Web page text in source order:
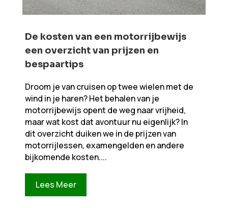
De kosten van een motorrijbewijs
een overzicht van prijzen en
bespaartips
Droom je van cruisen op twee wielen met de
wind in je haren? Het behalen van je
motorrijbewijs opent de weg naar vrijheid,
maar wat kost dat avontuur nu eigenlijk? In
dit overzicht duiken we in de prijzen van
motorrijlessen, examengelden en andere
bijkomende kosten....
Lees Meer